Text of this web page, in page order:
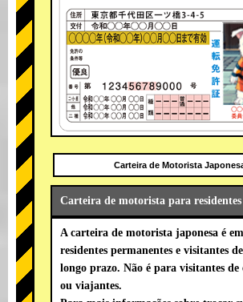
Carteira de Motorista
Carteira de motorista para
A carteira de motorista japonesa é
residentes permanentes e visitantes
longo prazo. Não é para visitantes
ou viajantes.